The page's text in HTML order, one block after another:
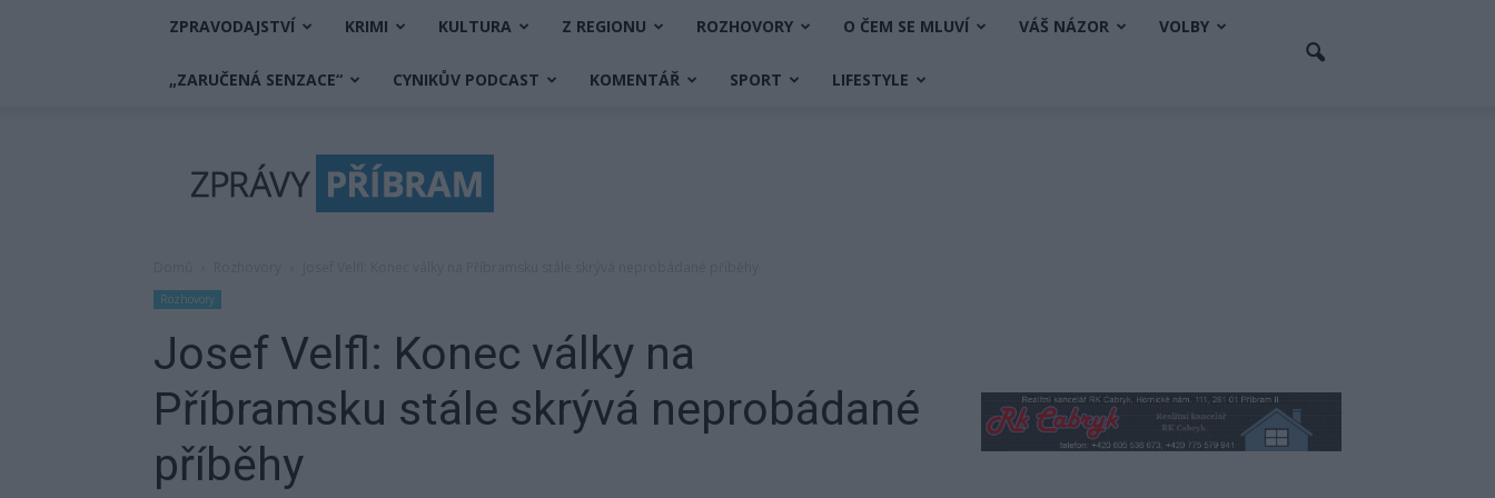
ZPRAVODAJSTVÍ KRIMI KULTURA Z REGIONU ROZHOVORY O ČEM SE MLUVÍ VÁŠ NÁZOR VOLBY
„ZARUČENÁ SENZACE“ CYNIKŮV PODCAST KOMENTÁŘ SPORT LIFESTYLE
Příbram
Rozhovory
Josef Velfl: Konec války na
Příbramsku stále skrývá neprobádané
příběhy